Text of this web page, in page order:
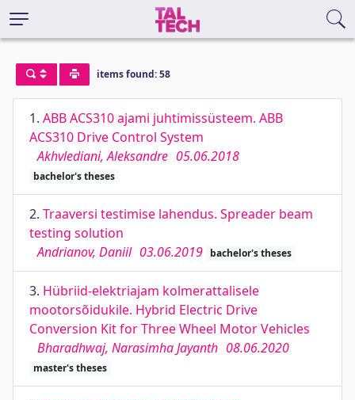
items found: 58
1. ABB ACS310 ajami juhtimissüsteem. ABB
ACS310 Drive Control System
Akhvlediani, Aleksandre 05.06.2018
bachelor's theses
2. Traaversi testimise lahendus. Spreader beam
testing solution
Andrianov, Daniil 03.06.2019 bachelor's theses
3. Hübriid-elektriajam kolmerattalisele
mootorsõidukile. Hybrid Electric Drive
Conversion Kit for Three Wheel Motor Vehicles
Bharadhwaj, Narasimha Jayanth 08.06.2020
master's theses